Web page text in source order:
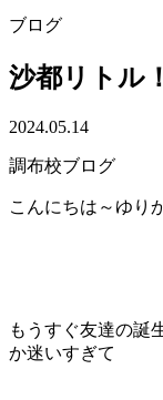
ブログ
沙都リトル！
2024.05.14
調布校ブログ
こんにちは～ゆり
もうすぐ友達の誕
か迷いすぎて